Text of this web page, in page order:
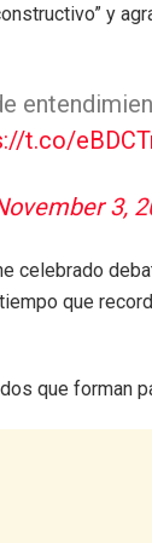
y
t.co/
3,
celebrado
que
que forman